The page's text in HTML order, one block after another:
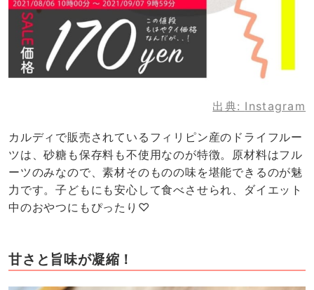
出典: Instagram
カルディで販売されているフィリピン産のドライフルー
ツは、砂糖も保存料も不使用なのが特徴。原材料はフル
ーツのみなので、素材そのものの味を堪能できるのが魅
力です。子どもにも安心して食べさせられ、ダイエット
中のおやつにもぴったり♡
甘さと旨味が凝縮！